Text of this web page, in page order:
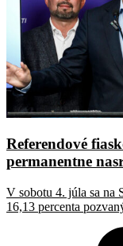
Referendové
permanentne
V sobotu 4. júla sa na
16,13 percenta